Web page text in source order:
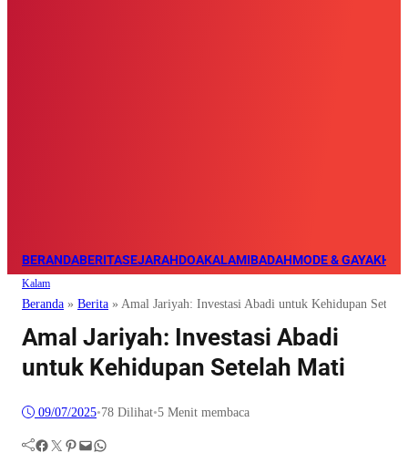
BERANDABERITASEJARAHDOAKALAMIBADAHMODE & GAYA
Kalam
Beranda » Berita » Amal Jariyah: Investasi Abadi untuk Kehidupan
Amal Jariyah: Investasi Abadi
untuk Kehidupan Setelah Mati
09/07/2025•78 Dilihat•5 Menit membaca
Facebook Twitter Pinterest Mail WhatsApp